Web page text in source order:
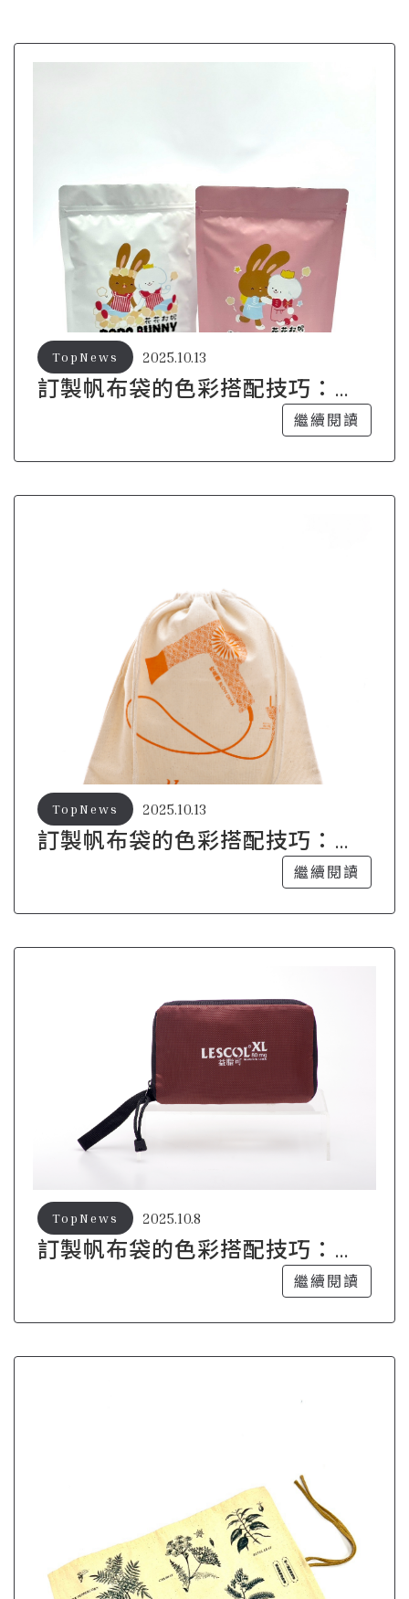
訂製帆布袋的色彩搭配技巧：讓
2025.10.13
TopNews
繼續閱讀
訂製帆布袋的色彩搭配技巧：讓
2025.10.13
TopNews
繼續閱讀
訂製帆布袋的色彩搭配技巧：讓
2025.10.8
TopNews
繼續閱讀